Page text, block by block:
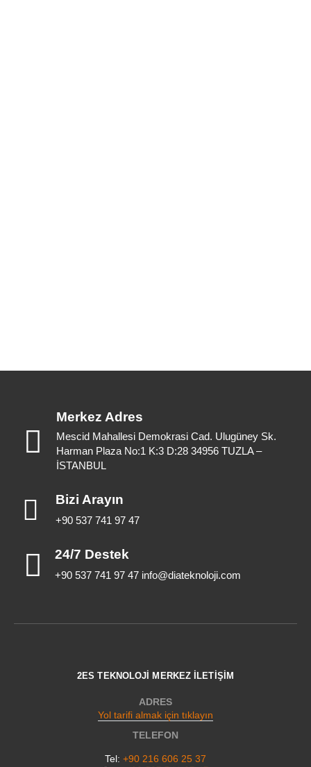
Merkez Adres
Mescid Mahallesi Demokrasi Cad. Ulugüney Sk.
Harman Plaza No:1 K:3 D:28 34956 TUZLA –
İSTANBUL
Bizi Arayın
+90 537 741 97 47
24/7 Destek
+90 537 741 97 47 info@diateknoloji.com
2ES TEKNOLOJİ MERKEZ İLETİŞİM
ADRES
Yol tarifi almak için tıklayın
TELEFON
Tel: +90 216 606 25 37